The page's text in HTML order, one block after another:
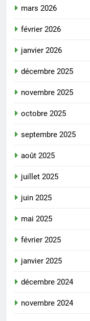
mars 2026
février 2026
janvier 2026
décembre 2025
novembre 2025
octobre 2025
septembre 2025
août 2025
juillet 2025
juin 2025
mai 2025
février 2025
janvier 2025
décembre 2024
novembre 2024